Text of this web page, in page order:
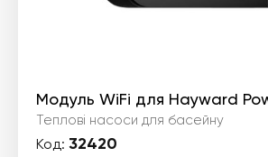
Модуль WiFi для Hayward
Теплові насоси для басейну
Код: 32420